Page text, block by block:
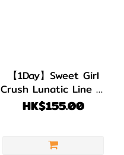
【1Day】Sweet Girl
Crush Lunatic Line 日
抛｜1盒10片
HK$155.00